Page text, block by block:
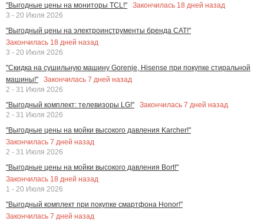
"Выгодные цены на мониторы TCL!"
Закончилась 18 дней назад
3 - 20 Июля 2026
"Выгодный цены на электроинструменты бренда CAT!"
Закончилась 18 дней назад
3 - 20 Июля 2026
"Скидка на сушильную машину Gorenje, Hisense при покупке стиральной
машины!"
Закончилась 7 дней назад
2 - 31 Июля 2026
"Выгодный комплект: телевизоры LG!"
Закончилась 7 дней назад
2 - 31 Июля 2026
"Выгодные цены на мойки высокого давления Karcher!"
Закончилась 7 дней назад
2 - 31 Июля 2026
"Выгодные цены на мойки высокого давления Bort!"
Закончилась 18 дней назад
1 - 20 Июля 2026
"Выгодный комплект при покупке смартфона Honor!"
Закончилась 7 дней назад